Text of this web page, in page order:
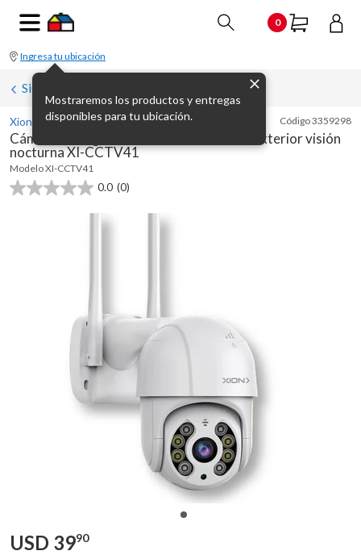
0
Ingresa tu ubicación
Mostraremos los productos y entregas
disponibles para tu ubicación.
Sistemas de vigilancia (CCTV y dvr)
Xion Código3359298
Cámara de seguridad WiFi 4 MP interior exterior visión
nocturna XI-CCTV41
ModeloXI-CCTV41
0.0 (0)
0.0
USD 3990